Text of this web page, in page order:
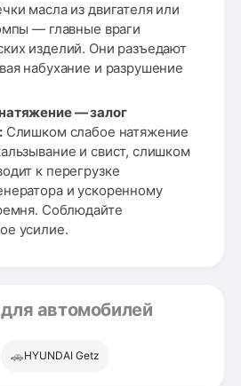
масла из двигателя или
— главные враги
изделий. Они разъедают
набухание и разрушение
— залог
Слишком слабое натяжение
и свист, слишком
к перегрузке
и ускоренному
Соблюдайте
усилие.
автомобилей
🚗HYUNDAI Getz